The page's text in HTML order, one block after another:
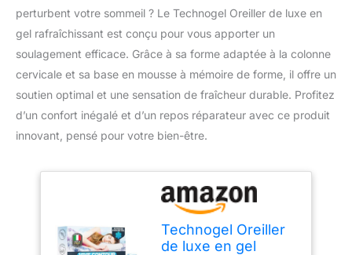
perturbent votre sommeil ? Le Technogel Oreiller de luxe en
gel rafraîchissant est conçu pour vous apporter un
soulagement efficace. Grâce à sa forme adaptée à la colonne
cervicale et sa base en mousse à mémoire de forme, il offre un
soutien optimal et une sensation de fraîcheur durable. Profitez
d’un confort inégalé et d’un repos réparateur avec ce produit
innovant, pensé pour votre bien-être.
Technogel Oreiller
de luxe en gel